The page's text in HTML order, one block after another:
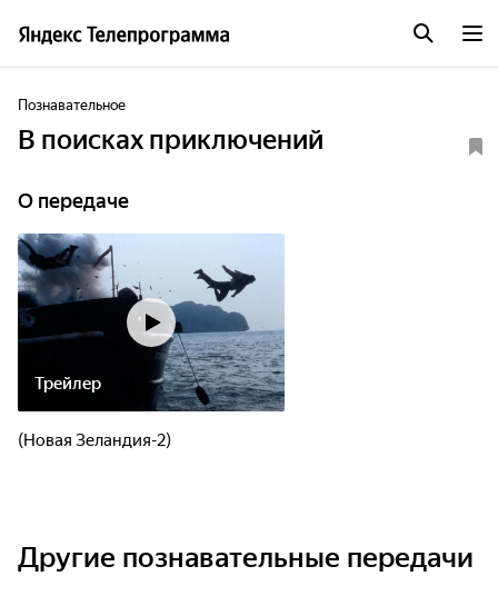
Познавательное
В поисках приключений
О передаче
Трейлер
(Новая Зеландия-2)
Другие познавательные передачи